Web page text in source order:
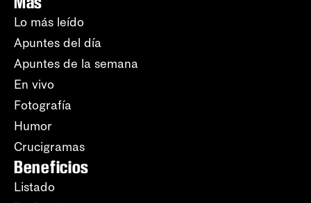
Lo más leído
Apuntes del día
Apuntes de la semana
En vivo
Fotografía
Humor
Crucigramas
Beneficios
Listado